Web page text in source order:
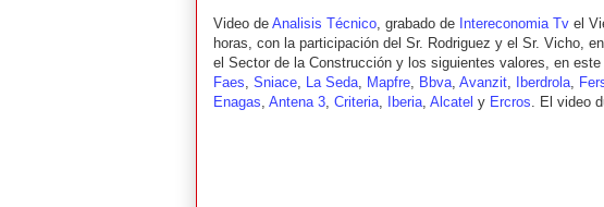
Video de Analisis Técnico, grabado de Intereconomia Tvel
horas, con la participación del Sr. Rodriguez y el Sr. Vicho,
el Sector de la Construcción y los siguientes valores, en este
Faes, Sniace, La Seda, Mapfre, Bbva, Avanzit, Iberdrola,
Enagas, Antena 3, Criteria, Iberia, Alcatel y Ercros. El video